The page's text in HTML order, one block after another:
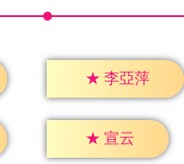
★ 李亞萍
★ 宣云